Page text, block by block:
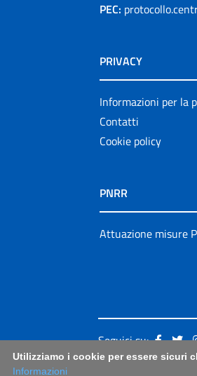
PEC:
PRIVACY
Informazioni per la
Contatti
Cookie policy
PNRR
Attuazione misure
Seguici su:
Utilizziamo i cookie per essere sicuri
Informazioni